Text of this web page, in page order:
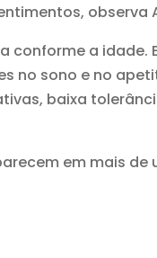
observa
a idade.
no sono e no
baixa
em mais